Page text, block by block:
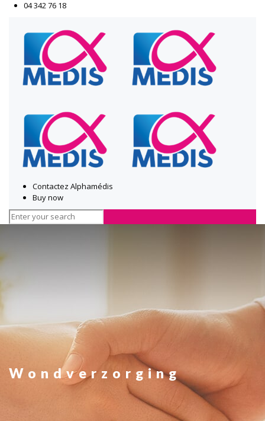
04 342 76 18
Contactez Alphamédis
Buy now
Wondverzorging